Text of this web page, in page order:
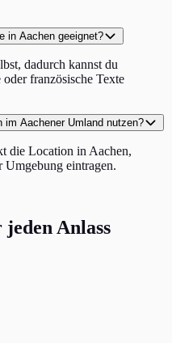
in Aachen geeignet?
dadurch kannst du
französische Texte
im Aachener Umland nutzen?
die Location in Aachen,
Umgebung eintragen.
Anlass